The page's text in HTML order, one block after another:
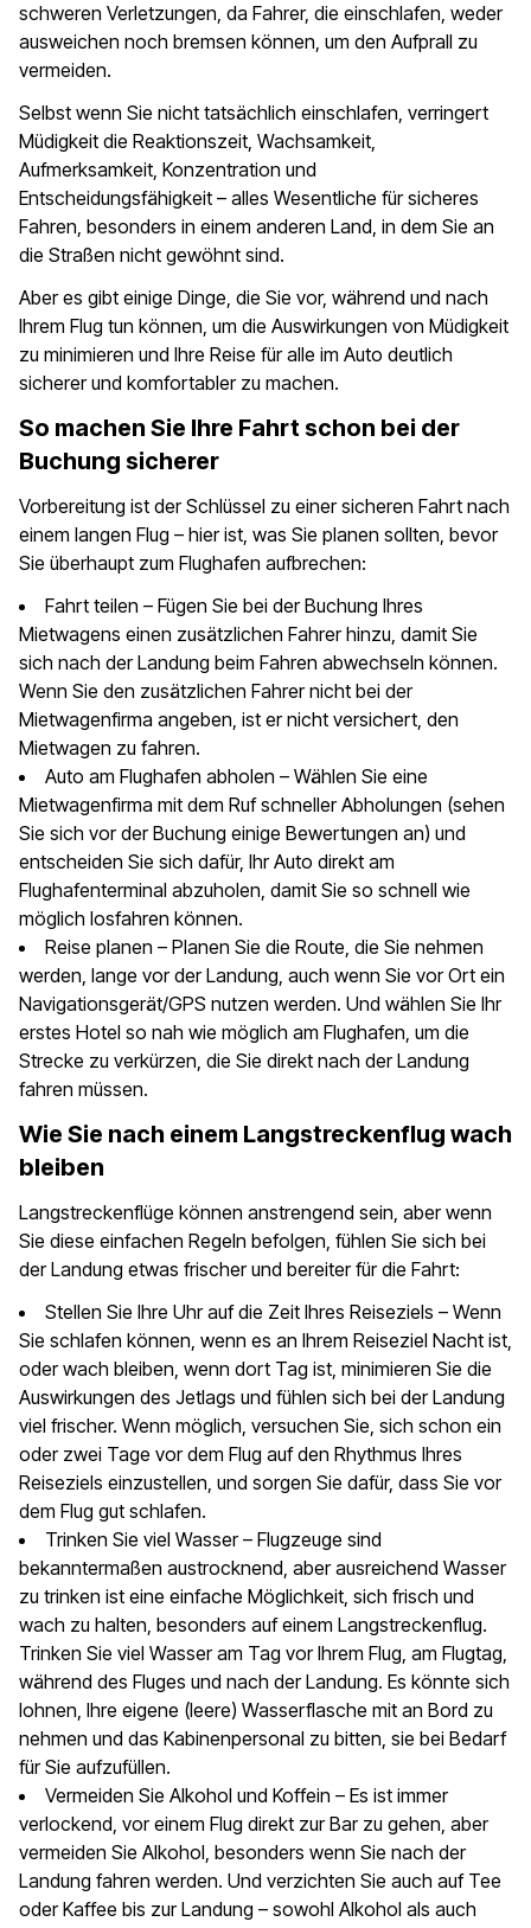
schweren Verletzungen, da Fahrer, die einschlafen, weder
ausweichen noch bremsen können, um den Aufprall zu
vermeiden.
Selbst wenn Sie nicht tatsächlich einschlafen, verringert
Müdigkeit die Reaktionszeit, Wachsamkeit,
Aufmerksamkeit, Konzentration und
Entscheidungsfähigkeit – alles Wesentliche für sicheres
Fahren, besonders in einem anderen Land, in dem Sie an
die Straßen nicht gewöhnt sind.
Aber es gibt einige Dinge, die Sie vor, während und nach
Ihrem Flug tun können, um die Auswirkungen von Müdigkeit
zu minimieren und Ihre Reise für alle im Auto deutlich
sicherer und komfortabler zu machen.
So machen Sie Ihre Fahrt schon bei der
Buchung sicherer
Vorbereitung ist der Schlüssel zu einer sicheren Fahrt nach
einem langen Flug – hier ist, was Sie planen sollten, bevor
Sie überhaupt zum Flughafen aufbrechen:
Fahrt teilen – Fügen Sie bei der Buchung Ihres
Mietwagens einen zusätzlichen Fahrer hinzu, damit Sie
sich nach der Landung beim Fahren abwechseln können.
Wenn Sie den zusätzlichen Fahrer nicht bei der
Mietwagenfirma angeben, ist er nicht versichert, den
Mietwagen zu fahren.
Auto am Flughafen abholen – Wählen Sie eine
Mietwagenfirma mit dem Ruf schneller Abholungen (sehen
Sie sich vor der Buchung einige Bewertungen an) und
entscheiden Sie sich dafür, Ihr Auto direkt am
Flughafenterminal abzuholen, damit Sie so schnell wie
möglich losfahren können.
Reise planen – Planen Sie die Route, die Sie nehmen
werden, lange vor der Landung, auch wenn Sie vor Ort ein
Navigationsgerät/GPS nutzen werden. Und wählen Sie Ihr
erstes Hotel so nah wie möglich am Flughafen, um die
Strecke zu verkürzen, die Sie direkt nach der Landung
fahren müssen.
Wie Sie nach einem Langstreckenflug wach
bleiben
Langstreckenflüge können anstrengend sein, aber wenn
Sie diese einfachen Regeln befolgen, fühlen Sie sich bei
der Landung etwas frischer und bereiter für die Fahrt:
Stellen Sie Ihre Uhr auf die Zeit Ihres Reiseziels – Wenn
Sie schlafen können, wenn es an Ihrem Reiseziel Nacht ist,
oder wach bleiben, wenn dort Tag ist, minimieren Sie die
Auswirkungen des Jetlags und fühlen sich bei der Landung
viel frischer. Wenn möglich, versuchen Sie, sich schon ein
oder zwei Tage vor dem Flug auf den Rhythmus Ihres
Reiseziels einzustellen, und sorgen Sie dafür, dass Sie vor
dem Flug gut schlafen.
Trinken Sie viel Wasser – Flugzeuge sind
bekanntermaßen austrocknend, aber ausreichend Wasser
zu trinken ist eine einfache Möglichkeit, sich frisch und
wach zu halten, besonders auf einem Langstreckenflug.
Trinken Sie viel Wasser am Tag vor Ihrem Flug, am Flugtag,
während des Fluges und nach der Landung. Es könnte sich
lohnen, Ihre eigene (leere) Wasserflasche mit an Bord zu
nehmen und das Kabinenpersonal zu bitten, sie bei Bedarf
für Sie aufzufüllen.
Vermeiden Sie Alkohol und Koffein – Es ist immer
verlockend, vor einem Flug direkt zur Bar zu gehen, aber
vermeiden Sie Alkohol, besonders wenn Sie nach der
Landung fahren werden. Und verzichten Sie auch auf Tee
oder Kaffee bis zur Landung – sowohl Alkohol als auch